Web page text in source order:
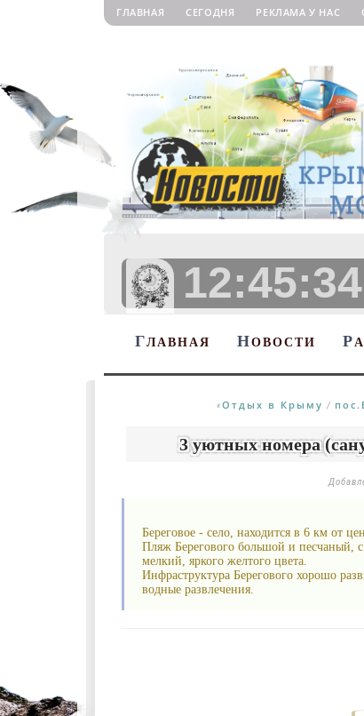
ГЛАВНАЯ СЕГОДНЯ РЕКЛАМА У НАС
12:45:35
ГЛАВНАЯ НОВОСТИ Р
«Отдых в Крыму /
3 уютных номера
Береговое - село, находится в 6 км от
Пляж Берегового большой и песчаный,
мелкий, яркого желтого цвета.
Инфраструктура Берегового хорошо
водные развлечения.